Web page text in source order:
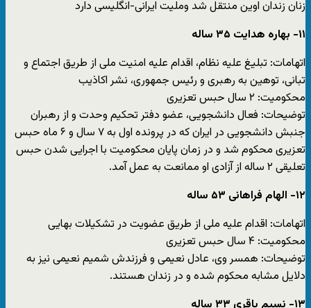
زنان زندان اوین منتقل شد وملیت ایرانی-انگلیسی دارد
۱۱- بهاره هدایت ۳۵ ساله
اتهامات: تبلیغ علیه نظام، اقدام علیه امنیت ملی از طریق اجتماع و
تبانی، توهین به رهبری و رئیس جمهوری، نشر اکاذیب
محکومیت: ۲ سال حبس تعزیری
توضیحات: فعال دانشجویی، عضو دفتر تحکیم وحدت و از رهبران
جنبش دانشجویی در ایران که در پرونده اول به ۷ سال و ۶ ماه حبس
تعزیری محکوم شد و در زمان پایان محکومیت با اجرایی شدن حبس
تعلیقی ۲ ساله از آزادی او ممانعت به عمل آمد.
۱۲- الهام فراهانی ۵۳ ساله
اتهامات: اقدام علیه ملی از طریق عضویت در تشکیلات بهایی
محکومیت: ۴ سال حبس تعزیری
توضیحات: همسر وی، عادل نعیمی و فرزندش شمیم نعیمی نیز به
دلایل مشابه محکوم شده و در زندان هستند.